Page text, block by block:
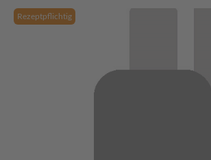
Rezeptpflichtig